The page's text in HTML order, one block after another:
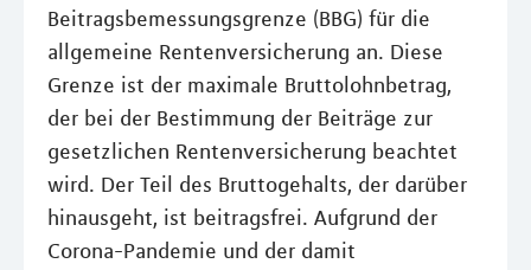
Beitragsbemessungsgrenze (BBG) für die
allgemeine Rentenversicherung an. Diese
Grenze ist der maximale Bruttolohnbetrag,
der bei der Bestimmung der Beiträge zur
gesetzlichen Rentenversicherung beachtet
wird. Der Teil des Bruttogehalts, der darüber
hinausgeht, ist beitragsfrei. Aufgrund der
Corona-Pandemie und der damit